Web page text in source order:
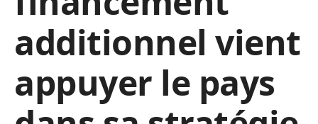
additionnel vient
appuyer le pays